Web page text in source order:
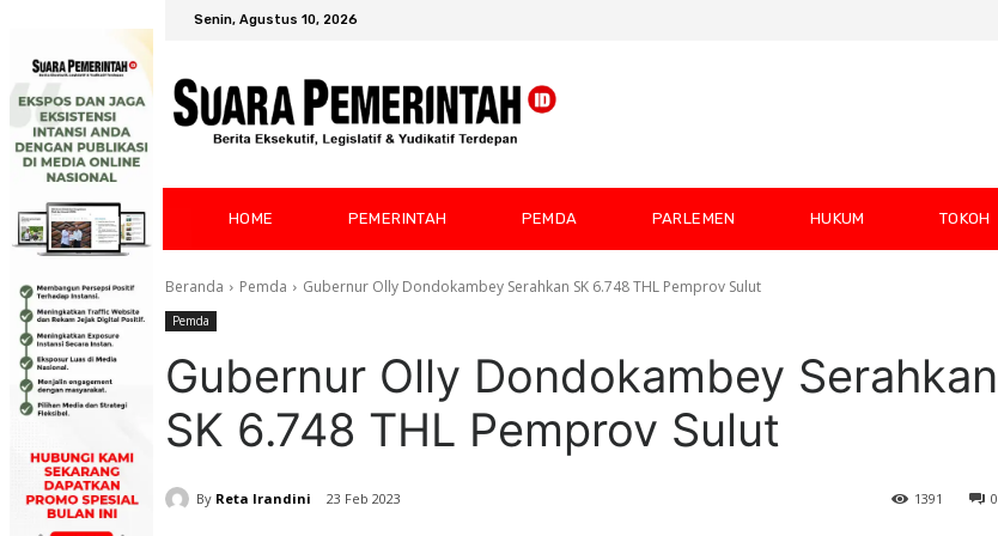
Senin, Agustus 10, 2026
HOME PEMERINTAH PEMDA PARLEMEN HUKUM TOKOH
Beranda Pemda Gubernur Olly Dondokambey Serahkan SK 6.748 THL Pemprov Sulut
Pemda
Gubernur Olly Dondokambey Serahkan
SK 6.748 THL Pemprov Sulut
By Reta Irandini 23 Feb 2023 0
1391